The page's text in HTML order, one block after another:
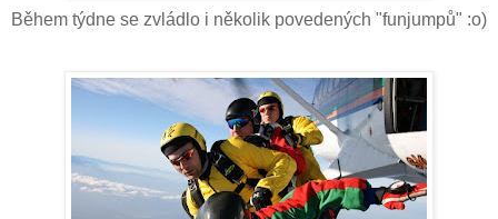
Během týdne se zvládlo i několik povedených "funjumpů" :o)